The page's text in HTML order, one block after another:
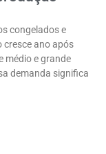
congelados e
ano após
médio e grande
demanda significa